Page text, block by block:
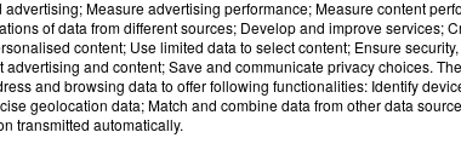
Measure advertising performance; Measure content
of data from different sources; Develop and improve services;
content; Use limited data to select content; Ensure
advertising and content; Save and communicate privacy choices.
and browsing data to offer following functionalities: Identify
geolocation data; Match and combine data from other data
transmitted automatically.